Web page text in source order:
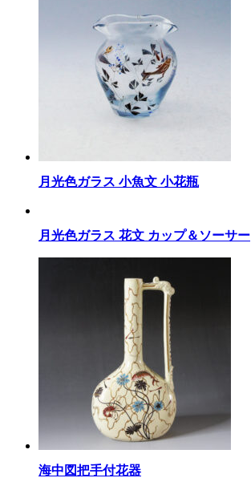
月光色ガラス 小魚文 小花瓶
月光色ガラス 花文 カップ＆ソーサー
海中図把手付花器